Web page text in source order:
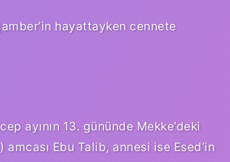
hayattayken cennete
ayının 13. gününde Mekke’deki
Ebu Talib, annesi ise Esed’in